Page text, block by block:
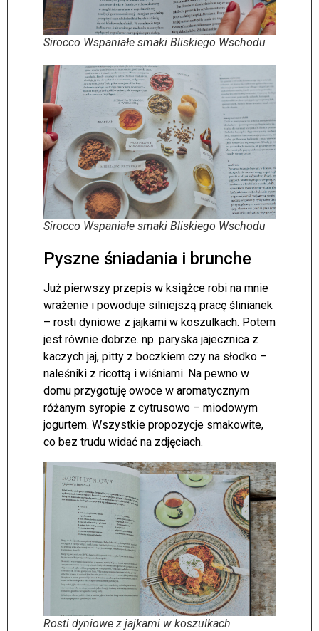
Sirocco Wspaniałe smaki Bliskiego Wschodu
Sirocco Wspaniałe smaki Bliskiego Wschodu
Pyszne śniadania i brunche
Już pierwszy przepis w książce robi na mnie
wrażenie i powoduje silniejszą pracę ślinianek
– rosti dyniowe z jajkami w koszulkach. Potem
jest równie dobrze. np. paryska jajecznica z
kaczych jaj, pitty z boczkiem czy na słodko –
naleśniki z ricottą i wiśniami. Na pewno w
domu przygotuję owoce w aromatycznym
różanym syropie z cytrusowo – miodowym
jogurtem. Wszystkie propozycje smakowite,
co bez trudu widać na zdjęciach.
Rosti dyniowe z jajkami w koszulkach